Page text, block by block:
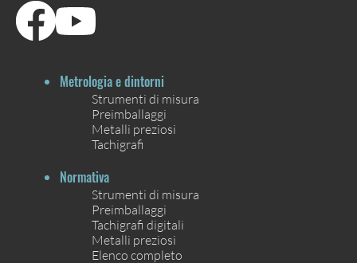
Metrologia e dintorni
Strumenti di misura
Preimballaggi
Metalli preziosi
Tachigrafi
Normativa
Strumenti di misura
Preimballaggi
Tachigrafi digitali
Metalli preziosi
Elenco completo